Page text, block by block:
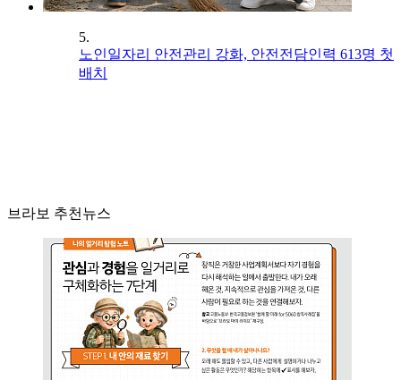
5.
노인일자리 안전관리 강화, 안전전담인력 613명 첫
배치
브라보 추천뉴스